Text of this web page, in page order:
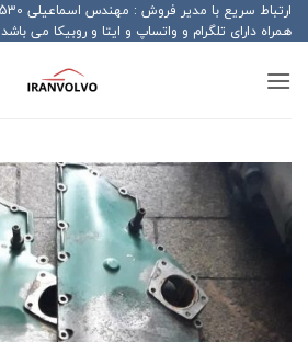
Skip
to
content
همراه دارای تلگرام و واتساپ و ایتا و روبیکا می باشد